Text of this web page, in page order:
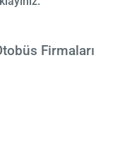
Firmaları